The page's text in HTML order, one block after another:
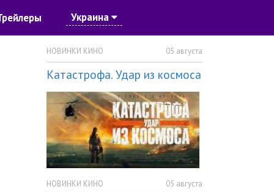
Украина
НОВИНКИ КИНО 05 августа
Катастрофа. Удар из космоса
НОВИНКИ КИНО 05 августа